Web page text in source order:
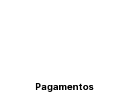
Pagamentos